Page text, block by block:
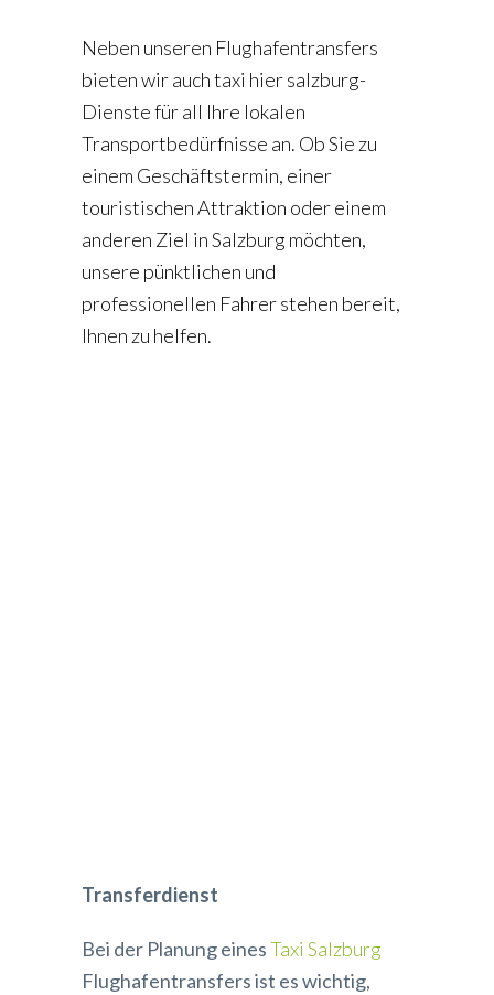
Neben unseren Flughafentransfers
bieten wir auchtaxi hier salzburg-
Dienste für all Ihre lokalen
Transportbedürfnisse an. Ob Sie zu
einem Geschäftstermin, einer
touristischen Attraktion oder einem
anderen Ziel in Salzburg möchten,
unsere pünktlichen und
professionellen Fahrer stehen bereit,
Ihnen zu helfen.
Transferdienst
Bei der Planung einesTaxi Salzburg
Flughafentransfers ist es wichtig,